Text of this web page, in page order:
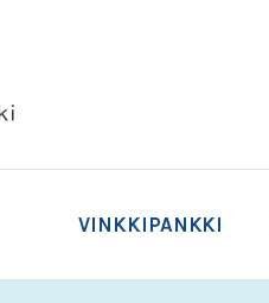
VINKKIPANKKI